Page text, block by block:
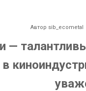
Автор sib_ecometal
—